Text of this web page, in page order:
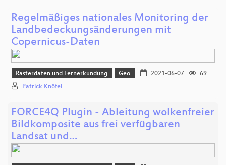
Regelmäßiges nationales Monitoring der
Landbedeckungsänderungen mit
Copernicus-Daten
Rasterdaten und Fernerkundung Geo 2021-06-07
69
Patrick Knöfel
FORCE4Q Plugin - Ableitung wolkenfreier
Bildkomposite aus frei verfügbaren
Landsat und…